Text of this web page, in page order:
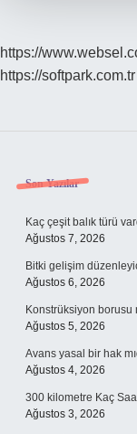
https://
https://softpark.com.tr
Sidebar
Son Yazılar
Kaç çeşit balık türü
Ağustos 7, 2026
Bitki gelişim
Ağustos 6, 2026
Konstrüksiyon borusu
Ağustos 5, 2026
Avans yasal bir hak
Ağustos 4, 2026
300 kilometre Kaç
Ağustos 3, 2026